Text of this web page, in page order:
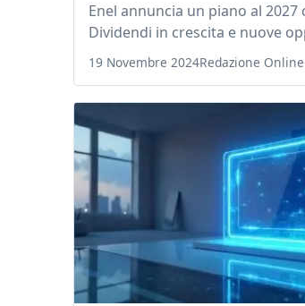
Enel annuncia un piano al
Dividendi in crescita e nuove
19 Novembre 2024Redazione Online